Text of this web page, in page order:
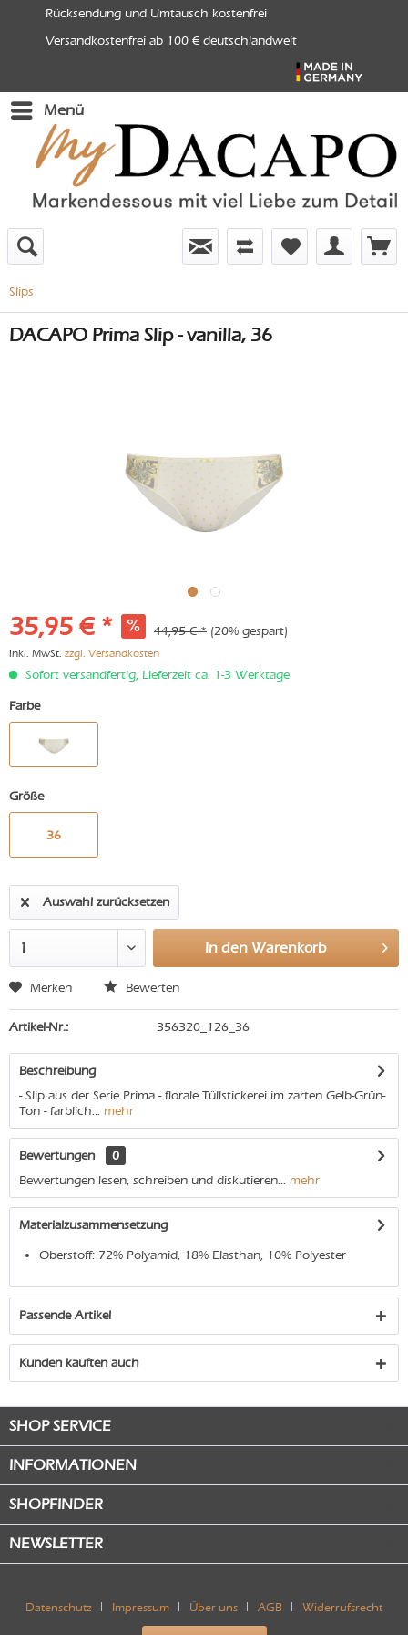
Rücksendung und Umtausch kostenfrei
Versandkostenfrei ab 100 € deutschlandweit
Menü
Slips
DACAPO Prima Slip - vanilla, 36
35,95 € * 44,95 € * (20% gespart)
inkl. MwSt. zzgl. Versandkosten
Sofort versandfertig, Lieferzeit ca. 1-3 Werktage
Farbe
Größe
36
Auswahl zurücksetzen
In den Warenkorb
Merken Bewerten
Artikel-Nr.: 356320_126_36
Beschreibung
- Slip aus der Serie Prima - florale Tüllstickerei im zarten Gelb-Grün-
Ton - farblich... mehr
Bewertungen
0
Bewertungen lesen, schreiben und diskutieren... mehr
Materialzusammensetzung
Oberstoff: 72% Polyamid, 18% Elasthan, 10% Polyester
Passende Artikel
Kunden kauften auch
SHOP SERVICE
INFORMATIONEN
SHOPFINDER
NEWSLETTER
Datenschutz Impressum Über uns AGB Widerrufsrecht